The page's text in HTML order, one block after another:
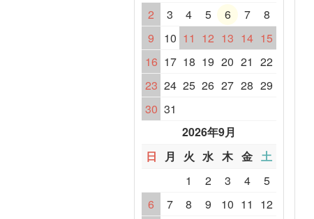
2
3 4 5 6 7
8
9
10 11 12 13 14 15
16 17 18 19 20 21 22
23 24 25 26 27 28 29
30 31
2026年9月
日
月 火 水 木 金 土
1
2 3 4
5
6
7 8 9 10 11
12